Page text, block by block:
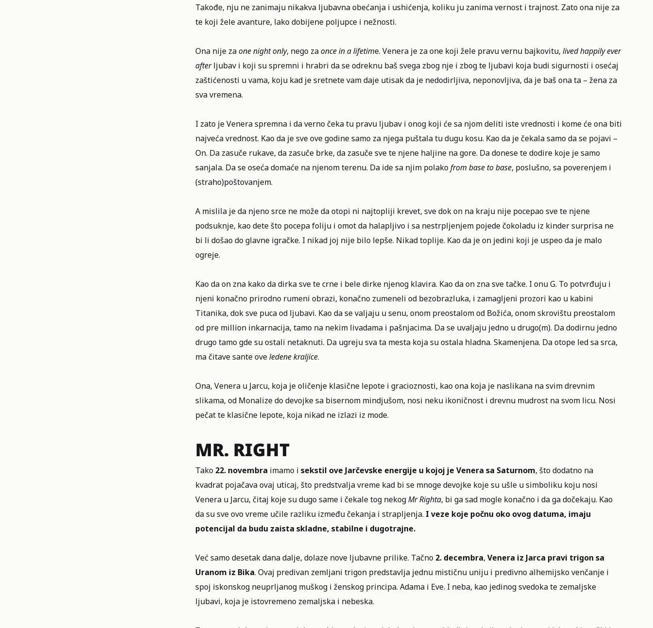
Takođe, nju ne zanimaju nikakva ljubavna obećanja i ushićenja, koliku ju zanima vernost i trajnost. Zato ona nije za
te koji žele avanture, lako dobijene poljupce i nežnosti.
Ona nije zaone night only, nego zaonce in a lifetime. Venera je za one koji žele pravu vernu bajkovitu, lived happily ever
afterljubav i koji su spremni i hrabri da se odreknu baš svega zbog nje i zbog te ljubavi koja budi sigurnosti i osećaj
zaštićenosti u vama, koju kad je sretnete vam daje utisak da je nedodirljiva, neponovljiva, da je baš ona ta – žena za
sva vremena.
I zato je Venera spremna i da verno čeka tu pravu ljubav i onog koji će sa njom deliti iste vrednosti i kome će ona biti
najveća vrednost. Kao da je sve ove godine samo za njega puštala tu dugu kosu. Kao da je čekala samo da se pojavi –
On. Da zasuče rukave, da zasuče brke, da zasuče sve te njene haljine na gore. Da donese te dodire koje je samo
sanjala. Da se oseća domaće na njenom terenu. Da ide sa njim polakofrom base to base, poslušno, sa poverenjem i
(straho)poštovanjem.
A mislila je da njeno srce ne može da otopi ni najtopliji krevet, sve dok on na kraju nije pocepao sve te njene
podsuknje, kao dete što pocepa foliju i omot da halapljivo i sa nestrpljenjem pojede čokoladu iz kinder surprisa ne
bi li došao do glavne igračke. I nikad joj nije bilo lepše. Nikad toplije. Kao da je on jedini koji je uspeo da je malo
ogreje.
Kao da on zna kako da dirka sve te crne i bele dirke njenog klavira. Kao da on zna sve tačke. I onu G. To potvrđuju i
njeni konačno prirodno rumeni obrazi, konačno zumeneli od bezobrazluka, i zamagljeni prozori kao u kabini
Titanika, dok sve puca od ljubavi. Kao da se valjaju u senu, onom preostalom od Božića, onom skrovištu preostalom
od pre million inkarnacija, tamo na nekim livadama i pašnjacima. Da se uvaljaju jedno u drugo(m). Da dodirnu jedno
drugo tamo gde su ostali netaknuti. Da ugreju sva ta mesta koja su ostala hladna. Skamenjena. Da otope led sa srca,
ma čitave sante oveledene kraljice.
Ona, Venera u Jarcu, koja je oličenje klasične lepote i gracioznosti, kao ona koja je naslikana na svim drevnim
slikama, od Monalize do devojke sa bisernom mindjušom, nosi neku ikoničnost i drevnu mudrost na svom licu. Nosi
pečat te klasične lepote, koja nikad ne izlazi iz mode.
MR. RIGHT
Tako 22. novembra imamo i sekstil ove Jarčevske energije u kojoj je Venera sa Saturnom, što dodatno na
kvadrat pojačava ovaj uticaj, što predstvalja vreme kad bi se mnoge devojke koje su ušle u simboliku koju nosi
Venera u Jarcu, čitaj koje su dugo same i čekale tog nekogMr Righta, bi ga sad mogle konačno i da ga dočekaju. Kao
da su sve ovo vreme učile razliku između čekanja i strapljenja. I veze koje počnu oko ovog datuma, imaju
potencijal da budu zaista skladne, stabilne i dugotrajne.
Već samo desetak dana dalje, dolaze nove ljubavne prilike. Tačno 2. decembra, Venera iz Jarca pravi trigon sa
Uranom iz Bika. Ovaj predivan zemljani trigon predstavlja jednu mističnu uniju i predivno alhemijsko venčanje i
spoj iskonskog neuprljanog muškog i ženskog principa. Adama i Eve. I neba, kao jedinog svedoka te zemaljske
ljubavi, koja je istovremeno zemaljska i nebeska.